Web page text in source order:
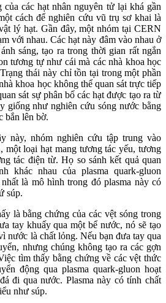
các hạt nhân nguyên tử lại khá gần
cách để nghiên cứu vũ trụ sơ khai là
lý hạt. Gần đây, một nhóm tại CERN
với nhau. Các hạt này đâm vào nhau ở
sáng, tạo ra trong thời gian rất ngắn
tương tự như cái mà các nhà khoa học
thái này chỉ tồn tại trong một phần
khoa học không thể quan sát trực tiếp
sát sự phân bố các hạt được tạo ra từ
giống như nghiên cứu sóng nước bằng
bắn lên bờ.
này, nhóm nghiên cứu tập trung vào
một loại hạt mang tương tác yếu, tương
tác điện từ. Họ so sánh kết quả quan
khác nhau của plasma quark-gluon
là mô hình trong đó plasma này có
súp.
là bằng chứng của các vệt sóng trong
tay khuấy qua một bể nước, nó sẽ tạo
nước là chất lỏng. Nếu bạn đưa tay qua
nhưng chúng không tạo ra các gợn
tìm thấy bằng chứng về các vệt thức
động qua plasma quark-gluon hoạt
đi qua nước. Plasma này có tính chất
như súp.